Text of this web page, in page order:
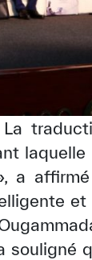
laquelle
a
et
souligné